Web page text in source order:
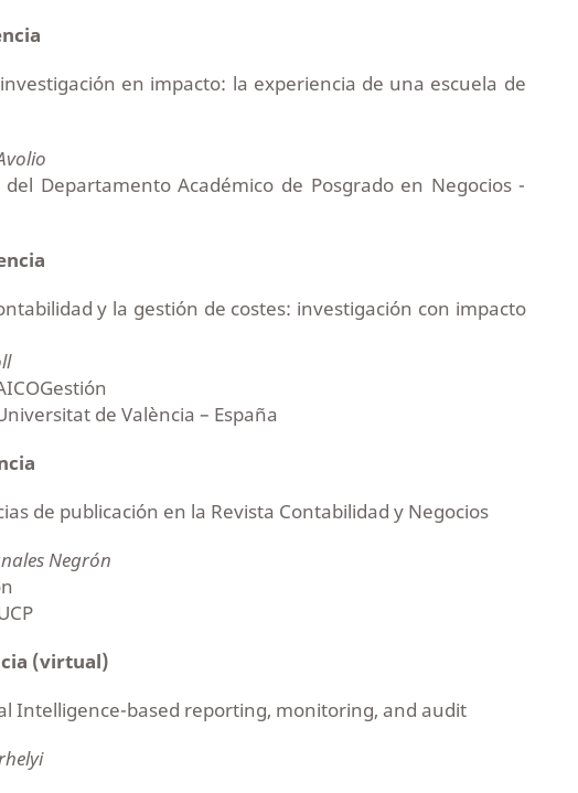
en impacto: la experiencia de una escuela de
Departamento Académico de Posgrado en Negocios -
y la gestión de costes: investigación con impacto
de València – España
de publicación en la Revista Contabilidad y Negocios
Negrón
(virtual)
Intelligence-based reporting, monitoring, and audit